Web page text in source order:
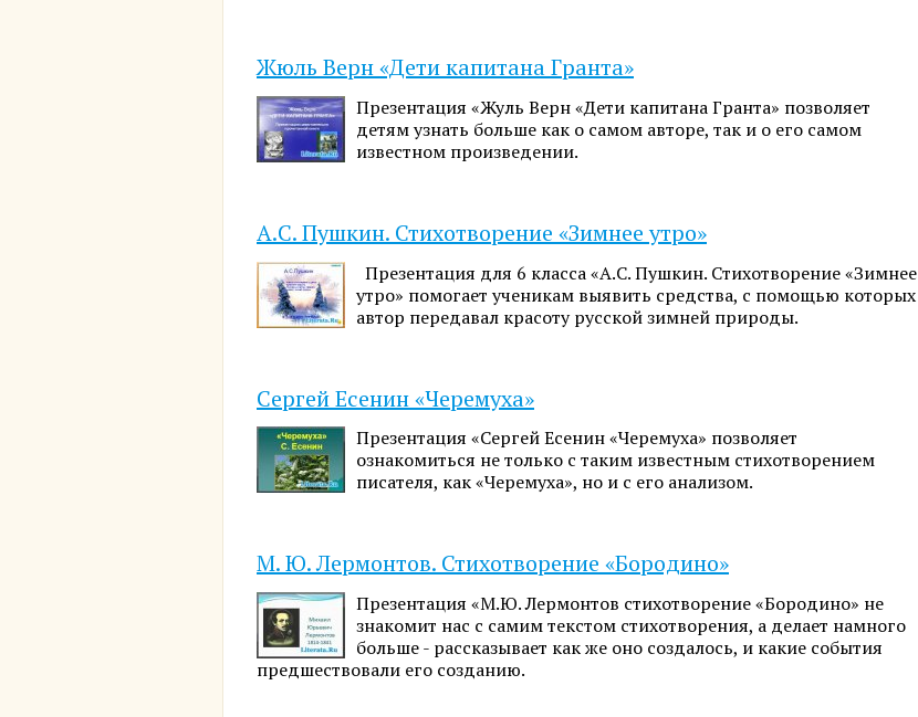
Жюль Верн «Дети капитана Гранта»
Презентация «Жуль Верн «Дети капитана Гранта» позволяет
детям узнать больше как о самом авторе, так и о его самом
известном произведении.
А.С. Пушкин. Стихотворение «Зимнее утро»
Презентация для 6 класса «А.С. Пушкин. Стихотворение «Зимнее
утро» помогает ученикам выявить средства, с помощью которых
автор передавал красоту русской зимней природы.
Сергей Есенин «Черемуха»
Презентация «Сергей Есенин «Черемуха» позволяет
ознакомиться не только с таким известным стихотворением
писателя, как «Черемуха», но и с его анализом.
М. Ю. Лермонтов. Стихотворение «Бородино»
Презентация «М.Ю. Лермонтов стихотворение «Бородино» не
знакомит нас с самим текстом стихотворения, а делает намного
больше - рассказывает как же оно создалось, и какие события
предшествовали его созданию.